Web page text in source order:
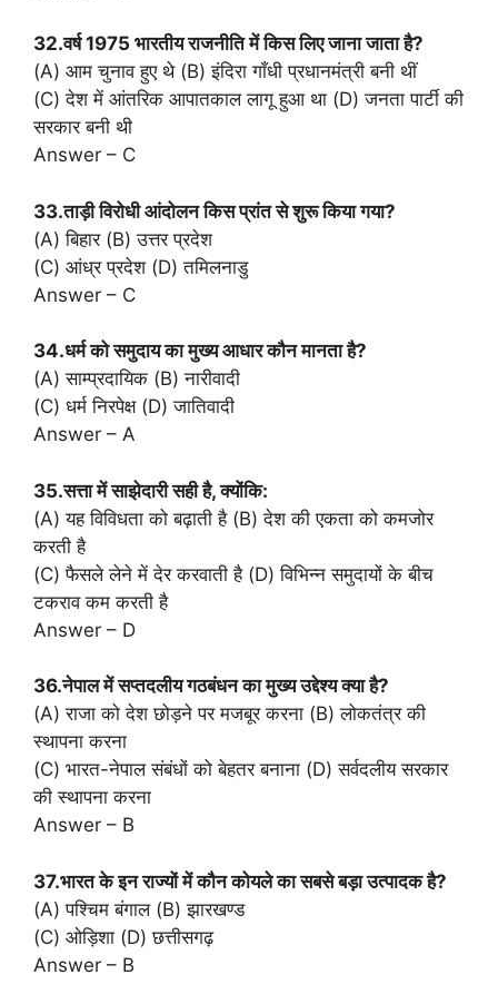
32.वर्ष 1975 भारतीय राजनीति में किस लिए जाना जाता है?
(A) आम चुनाव हुए थे (B) इंदिरा गाँधी प्रधानमंत्री बनी थीं
(C) देश में आंतरिक आपातकाल लागू हुआ था (D) जनता पार्टी की
सरकार बनी थी
Answer – C
33.ताड़ी विरोधी आंदोलन किस प्रांत से शुरू किया गया?
(A) बिहार (B) उत्तर प्रदेश
(C) आंध्र प्रदेश (D) तमिलनाडु
Answer – C
34.धर्म को समुदाय का मुख्य आधार कौन मानता है?
(A) साम्प्रदायिक (B) नारीवादी
(C) धर्म निरपेक्ष (D) जातिवादी
Answer – A
35.सत्ता में साझेदारी सही है, क्योंकि:
(A) यह विविधता को बढ़ाती है (B) देश की एकता को कमजोर
करती है
(C) फैसले लेने में देर करवाती है (D) विभिन्न समुदायों के बीच
टकराव कम करती है
Answer – D
36.नेपाल में सप्तदलीय गठबंधन का मुख्य उद्देश्य क्या है?
(A) राजा को देश छोड़ने पर मजबूर करना (B) लोकतंत्र की
स्थापना करना
(C) भारत-नेपाल संबंधों को बेहतर बनाना (D) सर्वदलीय सरकार
की स्थापना करना
Answer – B
37.भारत के इन राज्यों में कौन कोयले का सबसे बड़ा उत्पादक है?
(A) पश्चिम बंगाल (B) झारखण्ड
(C) ओड़िशा (D) छत्तीसगढ़
Answer – B